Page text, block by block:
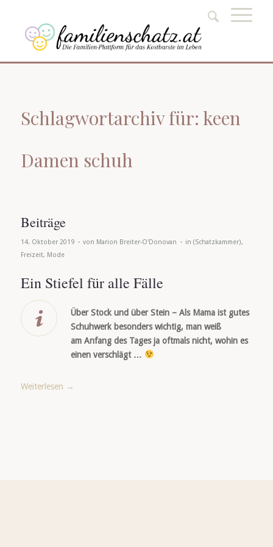
Schlagwortarchiv für: keen
Damen schuh
Beiträge
14. Oktober 2019 - von Marion Breiter-O'Donovan - in (Schatzkammer),
Freizeit, Mode
Ein Stiefel für alle Fälle
Über Stock und über Stein – Als Mama ist gutes
Schuhwerk besonders wichtig, man weiß
am Anfang des Tages ja oftmals nicht, wohin es
einen verschlägt …
Weiterlesen →